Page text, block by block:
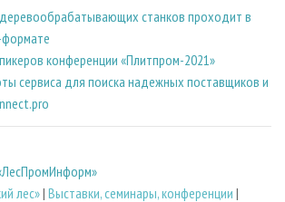
станков проходит в
конференции «Плитпром-2021»
сервиса для поиска надежных поставщиков и
лес»| Выставки, семинары, конференции |